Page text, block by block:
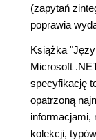
(zapytań
poprawia
Książka
Microsoft
specyfikację
opatrzoną
informacjami,
kolekcji,